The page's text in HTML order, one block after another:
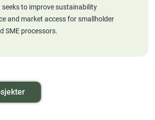
seeks to improve sustainability
and market access for smallholder
SME processors.